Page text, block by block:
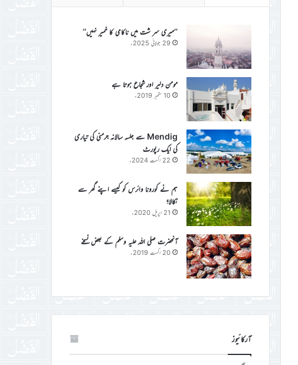
’’میری سر شت میں ناکامی کا خمیر نہیں‘‘
29 جولائی 2025ء
مومن دلیر اور شجاع ہوتا ہے
10 ستمبر 2019ء
Mendig سے جلسہ سالانہ جرمنی کی تیاری
کی ایک رپورٹ
22 اگست 2024ء
ہم نے کورونا وائرس کو کیسے اپنے گھر سے
نکالا؟
21 اپریل 2020ء
آنحضرت صلی اللہ علیہ وسلم کے بعض نسخے
20 اگست 2019ء
آرکائیوز